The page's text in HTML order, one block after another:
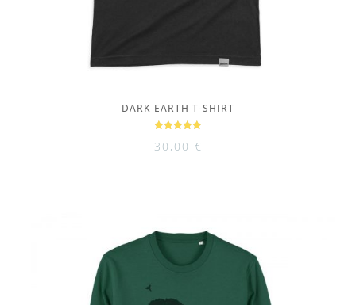
DARK EARTH T-SHIRT
mit
30,00 €